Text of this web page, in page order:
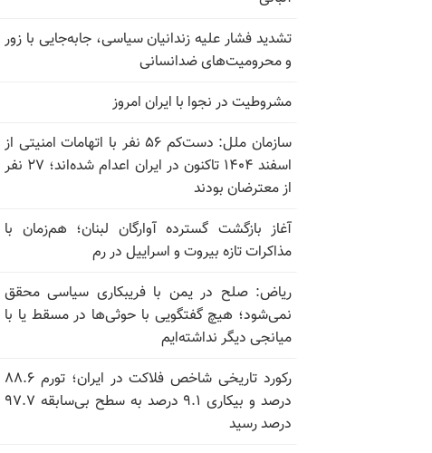
تشدید فشار علیه زندانیان سیاسی، جابه‌جایی با زور
و محرومیت‌های ضدانسانی
مشروطیت در نجوا با ایران امروز
سازمان ملل: دست‌کم ۵۶ نفر با اتهامات امنیتی از
اسفند ۱۴۰۴ تاکنون در ایران اعدام شده‌اند؛ ۲۷ نفر
از معترضان بودند
آغاز بازگشت گسترده آوارگان لبنان؛ هم‌زمان با
مذاکرات تازه بیروت و اسراییل در رم
ریاض: صلح در یمن با فریبکاری سیاسی محقق
نمی‌شود؛ هیچ گفتگویی با حوثی‌ها در مسقط یا با
میانجی دیگر نداشته‌ایم
رکورد تاریخی شاخص فلاکت در ایران؛ تورم ۸۸.۶
درصد و بیکاری ۹.۱ درصد به سطح بی‌سابقه ۹۷.۷
درصد رسید